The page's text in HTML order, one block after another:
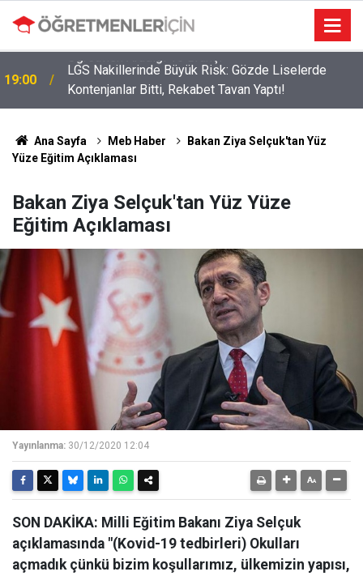
19:00
LGS Nakillerinde Büyük Risk: Gözde Liselerde
Kontenjanlar Bitti, Rekabet Tavan Yaptı!
Ana Sayfa Meb Haber
Bakan Ziya Selçuk'tan Yüz
Yüze Eğitim Açıklaması
Bakan Ziya Selçuk'tan Yüz Yüze
Eğitim Açıklaması
Yayınlanma: 30/12/2020 12:04
SON DAKİKA: Milli Eğitim Bakanı Ziya Selçuk
açıklamasında "(Kovid-19 tedbirleri) Okulları
açmadık çünkü bizim koşullarımız, ülkemizin yapısı,